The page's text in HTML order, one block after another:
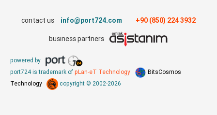
contact us info@port724.com +90 (850) 224 3932
business partners
powered by
port724 is trademark of pLan-eT Technology
BitsCosmos
Technology
copyright © 2002-2026